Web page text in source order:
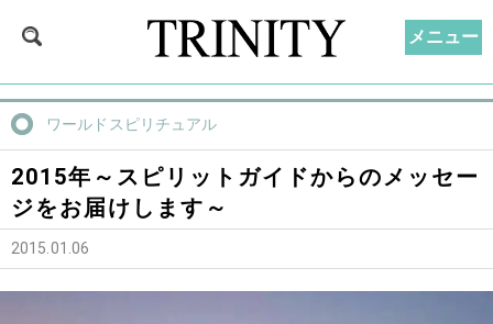
ワールドスピリチュアル
2015年～スピリットガイドからのメッセー
ジをお届けします～
2015.01.06
メニュー